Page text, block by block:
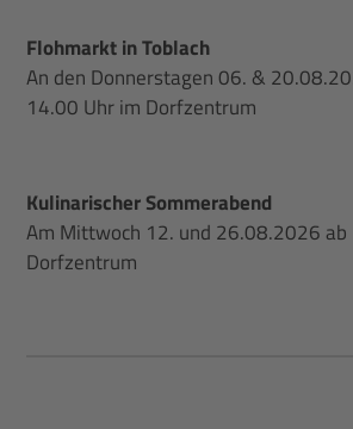
Flohmarkt in Toblach
An den Donnerstagen 06. &
14.00 Uhr im Dorfzentrum
Kulinarischer Sommerabend
Am Mittwoch 12. und 26.08.2026
Dorfzentrum